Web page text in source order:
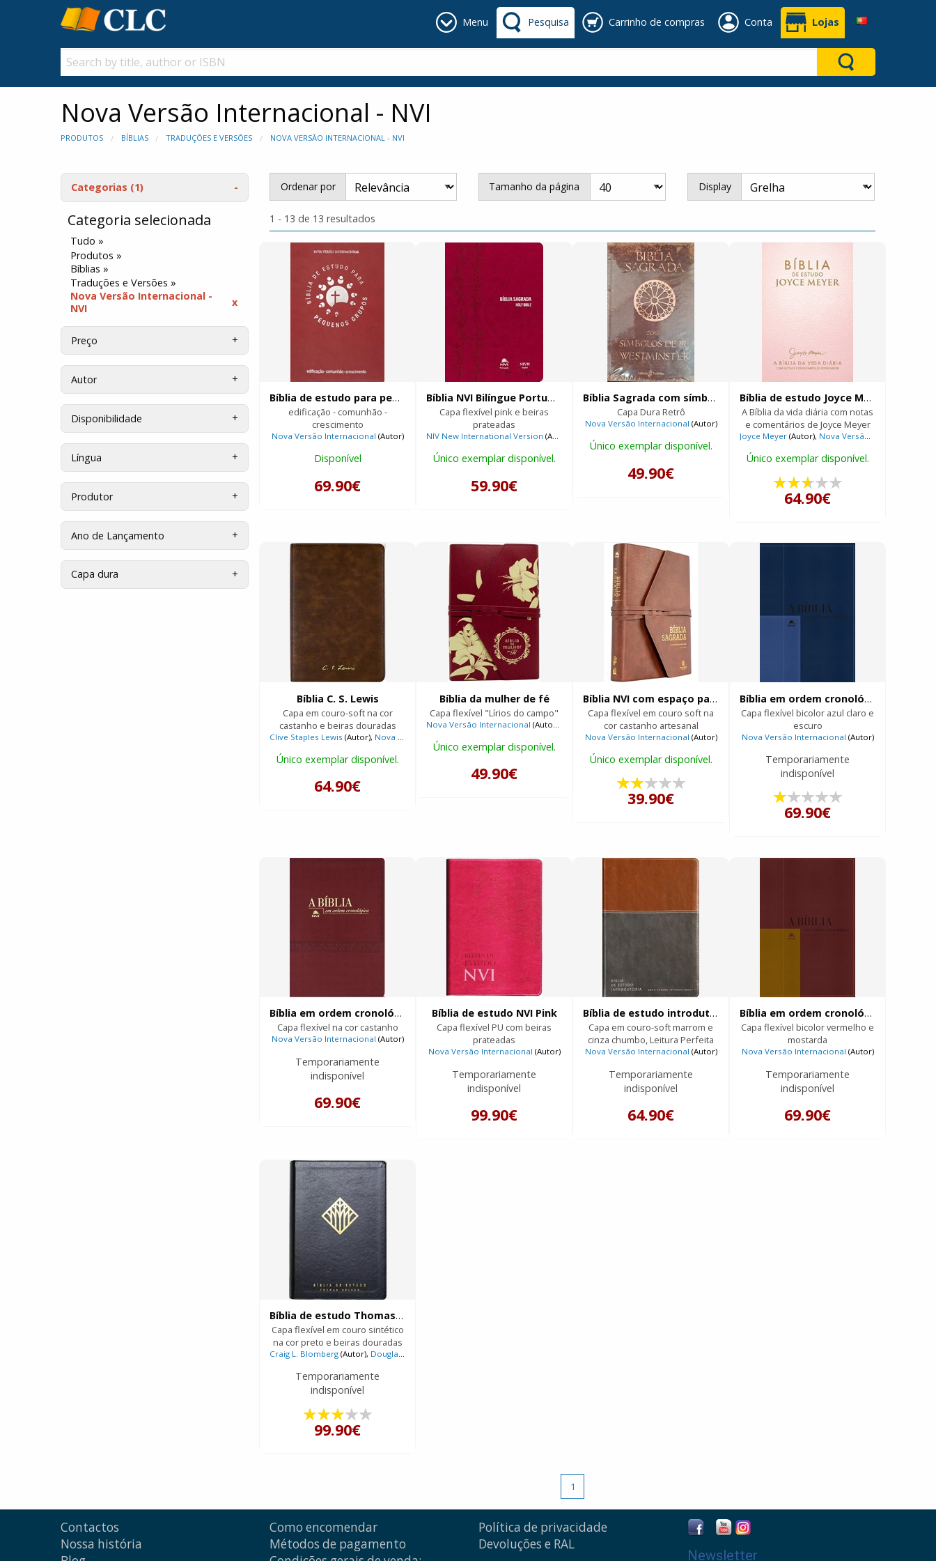
Menu Pesquisa Carrinho de compras Conta Lojas
Nova Versão Internacional - NVI
PRODUTOS BÍBLIAS TRADUÇÕES E VERSÕES NOVA VERSÃO INTERNACIONAL - NVI
Categorias (1)
Categoria selecionada
Tudo »
Produtos »
Bíblias »
Traduções e Versões »
Nova Versão Internacional -
NVI
Preço
Autor
Disponibilidade
Língua
Produtor
Ano de Lançamento
Capa dura
Ordenar por Tamanho da página Display
1 - 13 de 13 resultados
Bíblia de estudo para pequenos grupos
edificação - comunhão -
crescimento
Nova Versão Internacional (Autor)
Disponível
69.90€
Bíblia NVI Bilíngue Português Inglês
Capa flexível pink e beiras
prateadas
NIV New International Version (Autor),
Único exemplar disponível.
59.90€
Bíblia Sagrada com símbolos de fé Westminster
Capa Dura Retrô
Nova Versão Internacional (Autor)
Único exemplar disponível.
49.90€
Bíblia de estudo Joyce Meyer
A Bíblia da vida diária com notas
e comentários de Joyce Meyer
Joyce Meyer (Autor), Nova Versão Internacional
Único exemplar disponível.
64.90€
Bíblia C. S. Lewis
Capa em couro-soft na cor
castanho e beiras douradas
Clive Staples Lewis (Autor), Nova Versão Internacional
Único exemplar disponível.
64.90€
Bíblia da mulher de fé
Capa flexível "Lírios do campo"
Nova Versão Internacional (Autor), Sheila Walsh(Autor)
Único exemplar disponível.
49.90€
Bíblia NVI com espaço para anotações
Capa flexível em couro soft na
cor castanho artesanal
Nova Versão Internacional (Autor)
Único exemplar disponível.
39.90€
Bíblia em ordem cronológica
Capa flexível bicolor azul claro e
escuro
Nova Versão Internacional (Autor)
Temporariamente
indisponível
69.90€
Bíblia em ordem cronológica
Capa flexível na cor castanho
Nova Versão Internacional (Autor)
Temporariamente
indisponível
69.90€
Bíblia de estudo NVI Pink
Capa flexível PU com beiras
prateadas
Nova Versão Internacional (Autor)
Temporariamente
indisponível
99.90€
Bíblia de estudo introdutória
Capa em couro-soft marrom e
cinza chumbo, Leitura Perfeita
Nova Versão Internacional (Autor)
Temporariamente
indisponível
64.90€
Bíblia em ordem cronológica
Capa flexível bicolor vermelho e
mostarda
Nova Versão Internacional (Autor)
Temporariamente
indisponível
69.90€
Bíblia de estudo Thomas Nelson
Capa flexível em couro sintético
na cor preto e beiras douradas
Craig L. Blomberg (Autor), Douglas J. Moo
Temporariamente
indisponível
99.90€
1
Contactos
Nossa história
Como encomendar
Métodos de pagamento
Política de privacidade
Devoluções e RAL
Newsletter